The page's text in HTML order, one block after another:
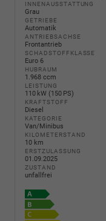
INNENAUSSTATTUNG
Grau
GETRIEBE
Automatik
ANTRIEBSACHSE
Frontantrieb
SCHADSTOFFKLASSE
Euro 6
HUBRAUM
1.968 ccm
LEISTUNG
110 kW (150 PS)
KRAFTSTOFF
Diesel
KATEGORIE
Van/Minibus
KILOMETERSTAND
10 km
ERSTZULASSUNG
01.09.2025
ZUSTAND
unfallfrei